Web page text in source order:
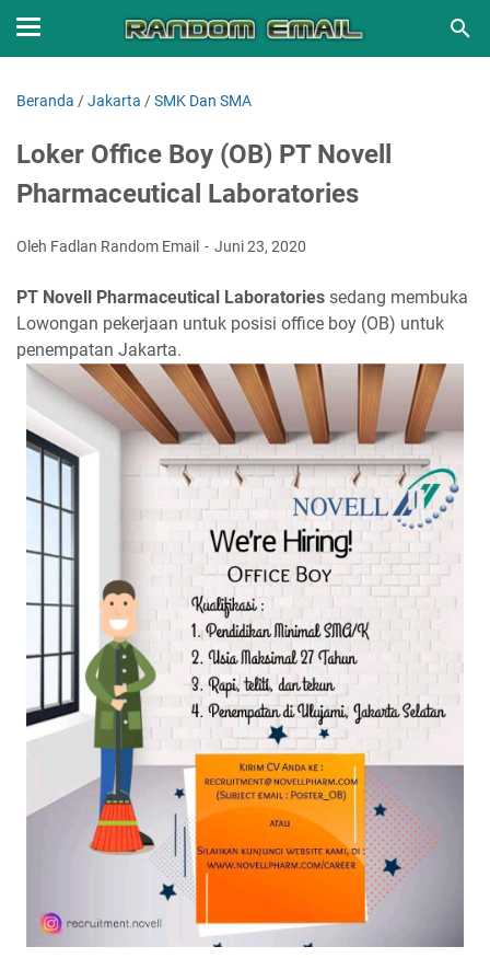
Beranda /Jakarta /SMK Dan SMA
Loker Office Boy (OB) PT Novell
Pharmaceutical Laboratories
Oleh Fadlan Random Email Juni 23, 2020
PT Novell Pharmaceutical Laboratories sedang membuka
Lowongan pekerjaan untuk posisi office boy (OB) untuk
penempatan Jakarta.